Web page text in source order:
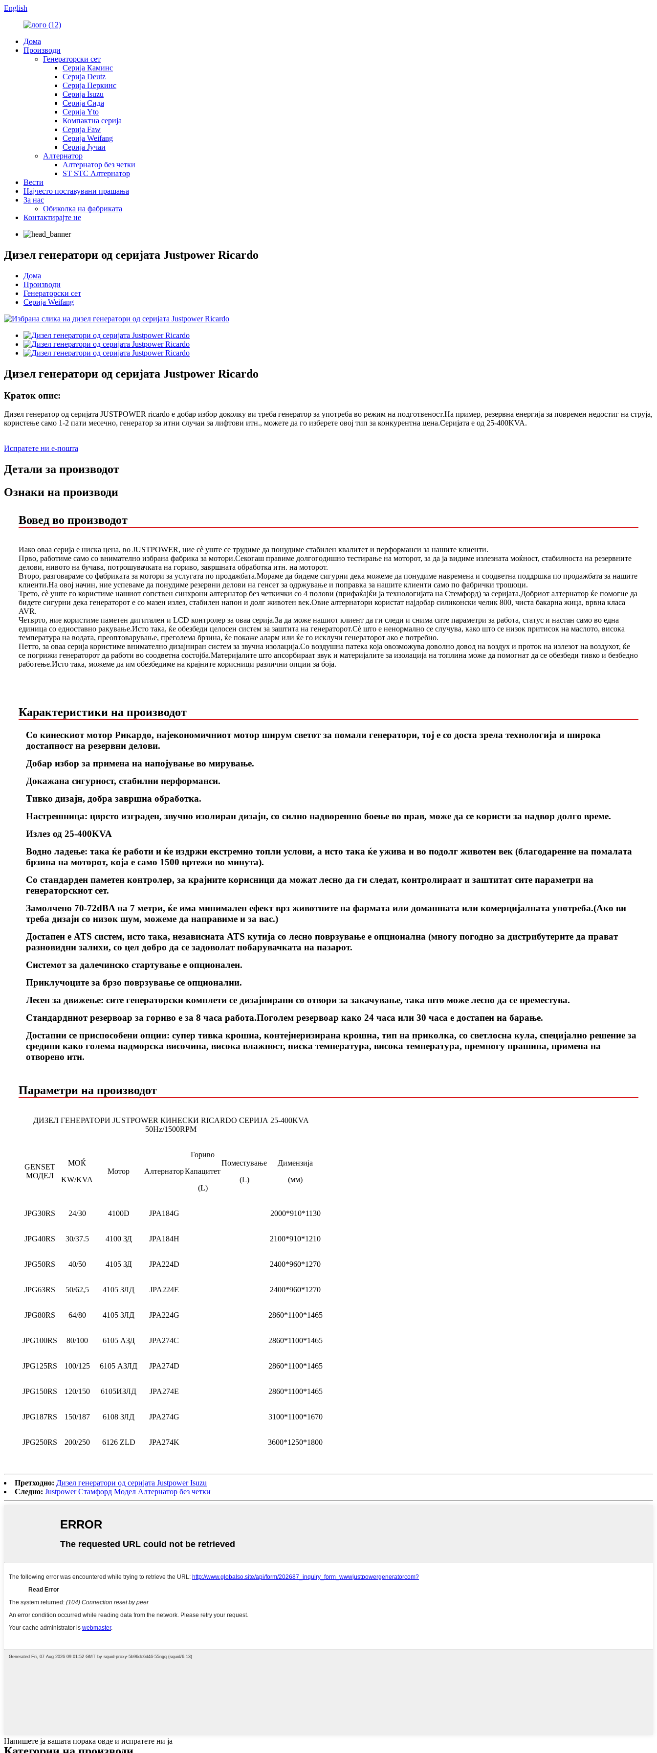
English
Дома
Производи
Генераторски сет
Серија Каминс
Серија Deutz
Серија Перкинс
Серија Isuzu
Серија Сида
Серија Yto
Компактна серија
Серија Faw
Серија Weifang
Серија Јучаи
Алтернатор
Алтернатор без четки
ST STC Алтернатор
Вести
Најчесто поставувани прашања
За нас
Обиколка на фабриката
Контактирајте не
Дизел генератори од серијата Justpower Ricardo
Дома
Производи
Генераторски сет
Серија Weifang
Дизел генератори од серијата Justpower Ricardo
Краток опис:
Дизел генератор од серијата JUSTPOWER ricardo е добар избор доколку ви треба генератор за употреба во режим на подготвеност.На пример, резервна енергија за повремен недостиг на струја,
користење само 1-2 пати месечно, генератор за итни случаи за лифтови итн., можете да го изберете овој тип за конкурентна цена.Серијата е од 25-400KVA.
Испратете ни е-пошта
Детали за производот
Ознаки на производи
Вовед во производот
Иако оваа серија е ниска цена, во JUSTPOWER, ние сè уште се трудиме да понудиме стабилен квалитет и перформанси за нашите клиенти.
Прво, работиме само со внимателно избрана фабрика за мотори.Секогаш правиме долгогодишно тестирање на моторот, за да ја видиме излезната моќност, стабилноста на резервните
делови, нивото на бучава, потрошувачката на гориво, завршната обработка итн. на моторот.
Второ, разговараме со фабриката за мотори за услугата по продажбата.Мораме да бидеме сигурни дека можеме да понудиме навремена и соодветна поддршка по продажбата за нашите
клиенти.На овој начин, ние успеваме да понудиме резервни делови на генсет за одржување и поправка за нашите клиенти само по фабрички трошоци.
Трето, сè уште го користиме нашиот сопствен синхрони алтернатор без четкички со 4 полови (прифаќајќи ја технологијата на Стемфорд) за серијата.Добриот алтернатор ќе помогне да
бидете сигурни дека генераторот е со мазен излез, стабилен напон и долг животен век.Овие алтернатори користат најдобар силиконски челик 800, чиста бакарна жица, врвна класа
AVR.
Четврто, ние користиме паметен дигитален и LCD контролер за оваа серија.За да може нашиот клиент да ги следи и снима сите параметри за работа, статус и настан само во една
единица со едноставно ракување.Исто така, ќе обезбеди целосен систем за заштита на генераторот.Сè што е ненормално се случува, како што се низок притисок на маслото, висока
температура на водата, преоптоварување, преголема брзина, ќе покаже аларм или ќе го исклучи генераторот ако е потребно.
Петто, за оваа серија користиме внимателно дизајниран систем за звучна изолација.Со воздушна патека која овозможува доволно довод на воздух и проток на излезот на воздухот, ќе
се погрижи генераторот да работи во соодветна состојба.Материјалите што апсорбираат звук и материјалите за изолација на топлина може да помогнат да се обезбеди тивко и безбедно
работење.Исто така, можеме да им обезбедиме на крајните корисници различни опции за боја.
Карактеристики на производот
Со кинескиот мотор Рикардо, најекономичниот мотор ширум светот за помали генератори, тој е со доста зрела технологија и широка
достапност на резервни делови.
Добар избор за примена на напојување во мирување.
Докажана сигурност, стабилни перформанси.
Тивко дизајн, добра завршна обработка.
Настрешница: цврсто изграден, звучно изолиран дизајн, со силно надворешно боење во прав, може да се користи за надвор долго време.
Излез од 25-400KVA
Водно ладење: така ќе работи и ќе издржи екстремно топли услови, а исто така ќе ужива и во подолг животен век (благодарение на помалата
брзина на моторот, која е само 1500 вртежи во минута).
Со стандарден паметен контролер, за крајните корисници да можат лесно да ги следат, контролираат и заштитат сите параметри на
генераторскиот сет.
Замолчено 70-72dBA на 7 метри, ќе има минимален ефект врз животните на фармата или домашната или комерцијалната употреба.(Ако ви
треба дизајн со низок шум, можеме да направиме и за вас.)
Достапен е ATS систем, исто така, независната ATS кутија со лесно поврзување е опционална (многу погодно за дистрибутерите да прават
разновидни залихи, со цел добро да се задоволат побарувачката на пазарот.
Системот за далечинско стартување е опционален.
Приклучоците за брзо поврзување се опционални.
Лесен за движење: сите генераторски комплети се дизајнирани со отвори за закачување, така што може лесно да се преместува.
Стандардниот резервоар за гориво е за 8 часа работа.Поголем резервоар како 24 часа или 30 часа е достапен на барање.
Достапни се приспособени опции: супер тивка крошна, контејнеризирана крошна, тип на приколка, со светлосна кула, специјално решение за
средини како голема надморска височина, висока влажност, ниска температура, висока температура, премногу прашина, примена на
отворено итн.
Параметри на производот
ДИЗЕЛ ГЕНЕРАТОРИ JUSTPOWER КИНЕСКИ RICARDO СЕРИЈА 25-400KVA
50Hz/1500RPM
GENSET
МОДЕЛ
МОЌ
KW/KVA
Мотор Алтернатор
Гориво
Капацитет
(L)
Поместување
(L)
Димензија
(мм)
JPG30RS 24/30 4100D JPA184G 2000*910*1130
JPG40RS 30/37.5 4100 ЗД JPA184H 2100*910*1210
JPG50RS 40/50 4105 ЗД JPA224D 2400*960*1270
JPG63RS 50/62,5 4105 ЗЛД JPA224E 2400*960*1270
JPG80RS 64/80 4105 ЗЛД JPA224G 2860*1100*1465
JPG100RS 80/100 6105 АЗД JPA274C 2860*1100*1465
JPG125RS 100/125 6105 АЗЛД JPA274D 2860*1100*1465
JPG150RS 120/150 6105ИЗЛД JPA274E 2860*1100*1465
JPG187RS 150/187 6108 ЗЛД JPA274G 3100*1100*1670
JPG250RS 200/250 6126 ZLD JPA274K 3600*1250*1800
Претходно: Дизел генератори од серијата Justpower Isuzu
Следно: Justpower Стамфорд Модел Алтернатор без четки
Напишете ја вашата порака овде и испратете ни ја